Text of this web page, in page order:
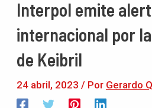
Interpol emite
internacional por
de Keibril
24 abril, 2023 / Por Gerardo